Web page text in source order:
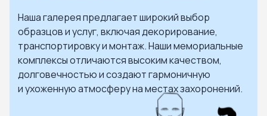
Наша галерея предлагает широкий выбор
образцов и услуг, включая декорирование,
транспортировку и монтаж. Наши мемориальные
комплексы отличаются высоким качеством,
долговечностью и создают гармоничную
и ухоженную атмосферу на местах захоронений.